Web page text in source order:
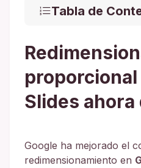
Tabla de
proporcional
Slides
Google ha mejorado el
redimensionamiento en